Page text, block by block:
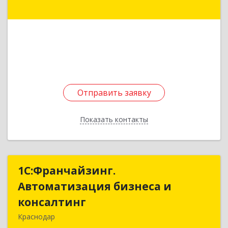
Отправить заявку
Показать контакты
Подробнее
Отправить заявку
Назад
1С:Франчайзинг.
Автоматизация бизнеса и
консалтинг
Краснодар
1С:Франчайзинг.
Автоматизация бизнеса и